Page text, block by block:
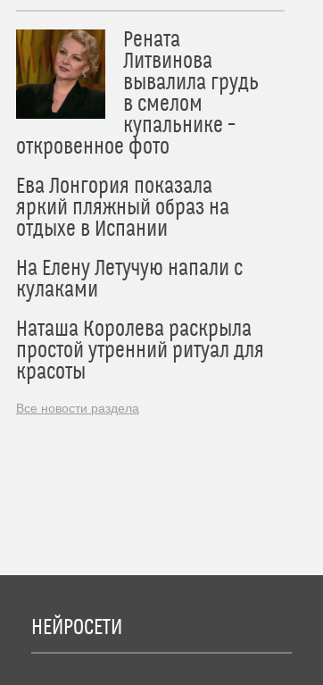
Рената
Литвинова
вывалила грудь
в смелом
купальнике –
откровенное фото
Ева Лонгория показала
яркий пляжный образ на
отдыхе в Испании
На Елену Летучую напали с
кулаками
Наташа Королева раскрыла
простой утренний ритуал для
красоты
Все новости раздела
НЕЙРОСЕТИ